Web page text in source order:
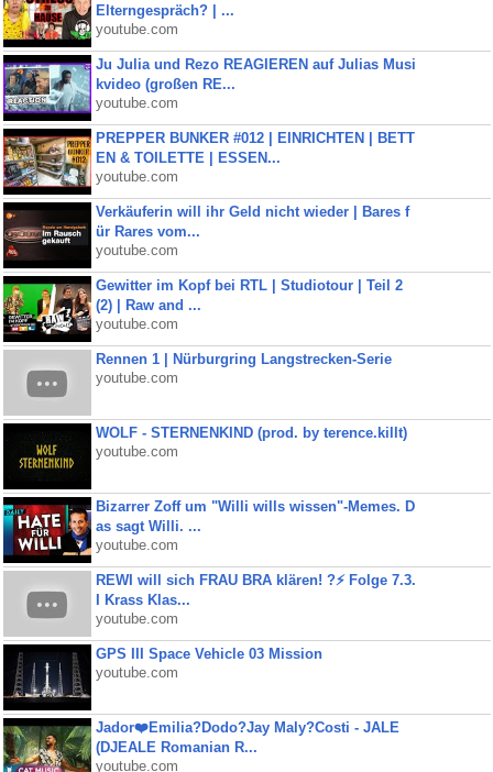
Elterngespräch? | ...
youtube.com
Ju Julia und Rezo REAGIEREN auf Julias Musi
kvideo (großen RE...
youtube.com
PREPPER BUNKER #012 | EINRICHTEN | BETT
EN & TOILETTE | ESSEN...
youtube.com
Verkäuferin will ihr Geld nicht wieder | Bares f
ür Rares vom...
youtube.com
Gewitter im Kopf bei RTL | Studiotour | Teil 2
(2) | Raw and ...
youtube.com
Rennen 1 | Nürburgring Langstrecken-Serie
youtube.com
WOLF - STERNENKIND (prod. by terence.killt)
youtube.com
Bizarrer Zoff um "Willi wills wissen"-Memes. D
as sagt Willi. ...
youtube.com
REWI will sich FRAU BRA klären! ?⚡️ Folge 7.3.
I Krass Klas...
youtube.com
GPS III Space Vehicle 03 Mission
youtube.com
Jador❤️Emilia?Dodo?Jay Maly?Costi - JALE
(DJEALE Romanian R...
youtube.com